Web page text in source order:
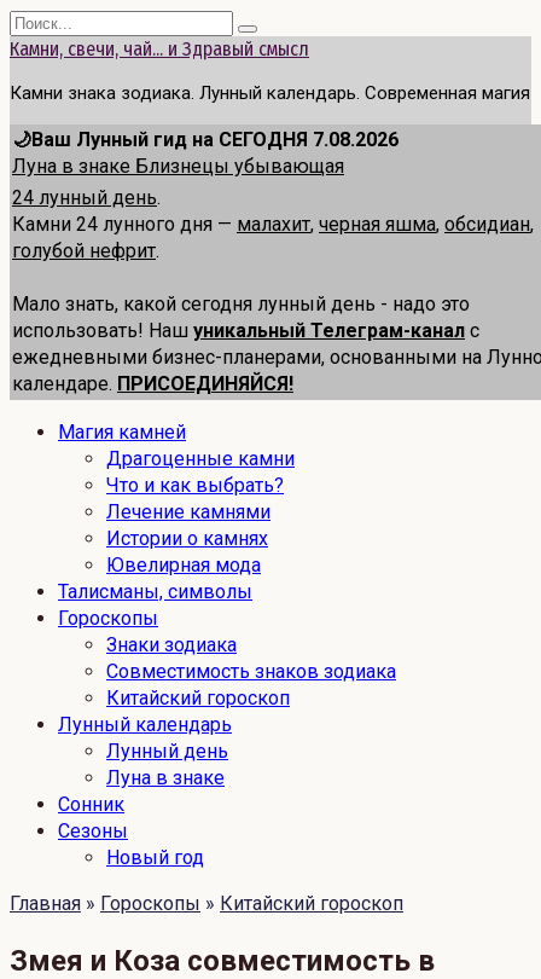
Перейти
к
Search
for:
Камни, свечи, чай... и Здравый смысл
Камни знака зодиака. Лунный календарь. Современная магия
🌙Ваш Лунный гид на СЕГОДНЯ 7.08.2026
Луна в знаке Близнецы убывающая
24 лунный день.
Камни 24 лунного дня — малахит, черная яшма, обсидиан,
голубой нефрит.
Мало знать, какой сегодня лунный день - надо это
использовать! Наш уникальный Телеграм-канал с
ежедневными бизнес-планерами, основанными на
календаре. ПРИСОЕДИНЯЙСЯ!
Магия камней
Драгоценные камни
Что и как выбрать?
Лечение камнями
Истории о камнях
Ювелирная мода
Талисманы, символы
Гороскопы
Знаки зодиака
Совместимость знаков зодиака
Китайский гороскоп
Лунный календарь
Лунный день
Луна в знаке
Сонник
Сезоны
Новый год
Главная » Гороскопы » Китайский гороскоп
Змея и Коза совместимость в